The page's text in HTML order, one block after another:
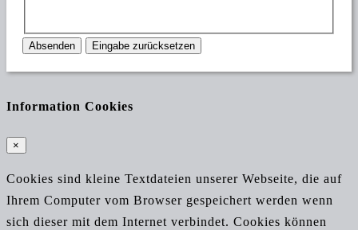
Absenden Eingabe zurücksetzen
Information Cookies
×
Cookies sind kleine Textdateien unserer Webseite, die auf
Ihrem Computer vom Browser gespeichert werden wenn
sich dieser mit dem Internet verbindet. Cookies können